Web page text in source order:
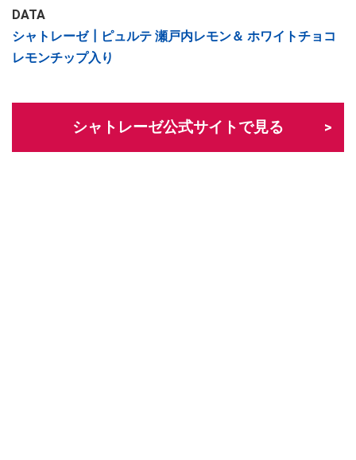
DATA
シャトレーゼ┃ピュルテ 瀬戸内レモン＆ ホワイトチョコ
レモンチップ入り
シャトレーゼ公式サイトで見る